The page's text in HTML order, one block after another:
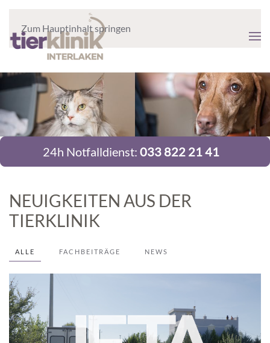
Zum Hauptinhalt springen
24h Notfalldienst: 033 822 21 41
NEUIGKEITEN AUS DER
TIERKLINIK
ALLE FACHBEITRÄGE NEWS